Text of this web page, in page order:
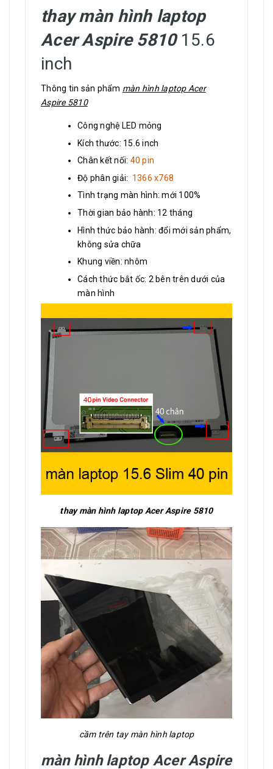
thay màn hình laptop
Acer Aspire 5810 15.6
inch
Thông tin sản phẩm màn hình laptop Acer
Aspire 5810
Công nghệ LED mỏng
Kích thước: 15.6 inch
Chân kết nối: 40 pin
Độ phân giải: 1366 x768
Tình trạng màn hình: mới 100%
Thời gian bảo hành: 12 tháng
Hình thức bảo hành: đổi mới sản phẩm,
không sửa chữa
Khung viền: nhôm
Cách thức bắt ốc: 2 bên trên dưới của
màn hình
thay màn hình laptop Acer Aspire 5810
cầm trên tay màn hình laptop
màn hình laptop Acer Aspire